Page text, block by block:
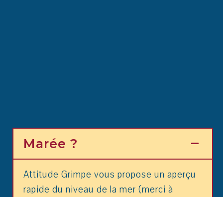
Marée ?
Attitude Grimpe vous propose un aperçu
rapide du niveau de la mer (merci à